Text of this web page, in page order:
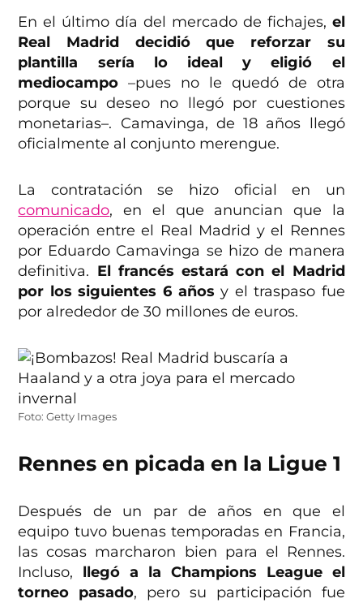
En el último día del mercado de fichajes, el
Real Madrid decidió que reforzar su
plantilla sería lo ideal y eligió el
mediocampo –pues no le quedó de otra
porque su deseo no llegó por cuestiones
monetarias–. Camavinga, de 18 años llegó
oficialmente al conjunto merengue.
La contratación se hizo oficial en un
comunicado, en el que anuncian que la
operación entre el Real Madrid y el Rennes
por Eduardo Camavinga se hizo de manera
definitiva. El francés estará con el Madrid
por los siguientes 6 años y el traspaso fue
por alrededor de 30 millones de euros.
Foto: Getty Images
Rennes en picada en la Ligue 1
Después de un par de años en que el
equipo tuvo buenas temporadas en Francia,
las cosas marcharon bien para el Rennes.
Incluso, llegó a la Champions League el
torneo pasado, pero su participación fue